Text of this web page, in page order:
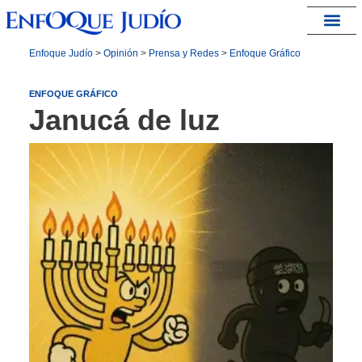
Enfoque Judío> Opinión > Prensa y Redes> Enfoque Gráfico
ENFOQUE GRÁFICO
Janucá de luz